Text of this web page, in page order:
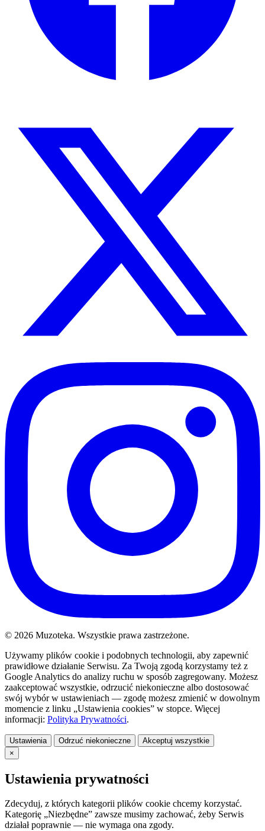
© 2026 Muzoteka. Wszystkie prawa zastrzeżone.
Używamy plików cookie i podobnych technologii, aby zapewnić
prawidłowe działanie Serwisu. Za Twoją zgodą korzystamy też z
Google Analytics do analizy ruchu w sposób zagregowany. Możesz
zaakceptować wszystkie, odrzucić niekonieczne albo dostosować
swój wybór w ustawieniach — zgodę możesz zmienić w dowolnym
momencie z linku „Ustawienia cookies” w stopce. Więcej
informacji: Polityka Prywatności.
Ustawienia Odrzuć niekonieczne
Akceptuj wszystkie
×
Ustawienia prywatności
Zdecyduj, z których kategorii plików cookie chcemy korzystać.
Kategorię „Niezbędne” zawsze musimy zachować, żeby Serwis
działał poprawnie — nie wymaga ona zgody.